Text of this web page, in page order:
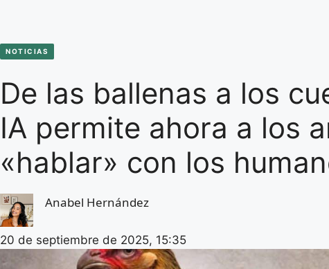
NOTICIAS
De las ballenas a los
IA permite ahora a los
«hablar» con los
Anabel Hernández
20 de septiembre de 2025, 15:35